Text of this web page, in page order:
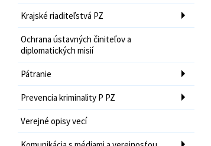
Krajské riaditeľstvá PZ
Ochrana ústavných činiteľov a
diplomatických misií
Pátranie
Prevencia kriminality P PZ
Verejné opisy vecí